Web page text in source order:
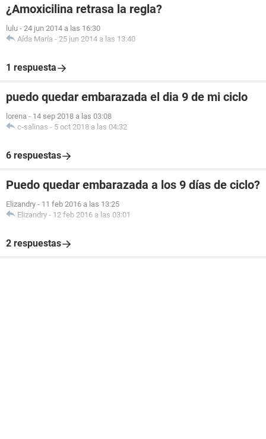
¿Amoxicilina retrasa la regla?
lulu - 24 jun 2014 a las 16:30
Aída María - 25 jun 2014 a las 13:40
1 respuesta
puedo quedar embarazada el dia 9 de mi ciclo
lorena - 14 sep 2018 a las 03:08
c-salinas - 5 oct 2018 a las 04:32
6 respuestas
Puedo quedar embarazada a los 9 días de ciclo?
Elizandry - 11 feb 2016 a las 13:25
Elizandry - 12 feb 2016 a las 03:01
2 respuestas